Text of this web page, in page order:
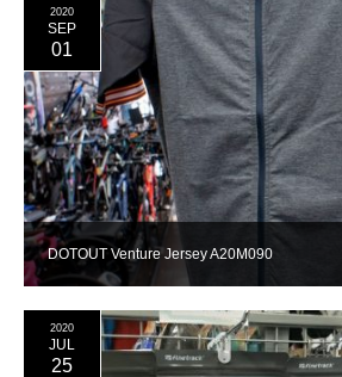
DOTOUT Venture Jersey A20M090
2020
SEP
01
2020
JUL
25